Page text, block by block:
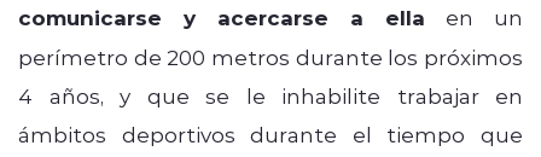
comunicarse y acercarse a ella en un
perímetro de 200 metros durante los próximos
4 años, y que se le inhabilite trabajar en
ámbitos deportivos durante el tiempo que